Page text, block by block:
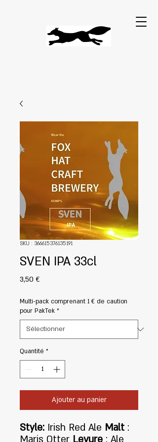
SKU : 366615376135191
SVEN IPA 33cl
3,50 €
Multi-pack comprenant 1 € de caution
pour PakTek *
Quantité *
Ajouter au panier
Style: Irish Red Ale Malt :